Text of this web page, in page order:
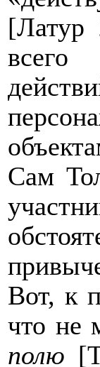
[Латур
всего
Сам
Вот, к
что не
полю